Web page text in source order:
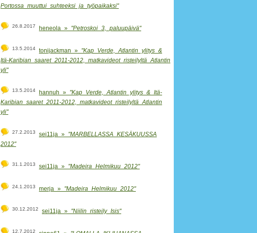
Portossa muuttui suhteeksi ja työpaikaksi"
26.8.2017 heneola » "Petroskoi 3, paluupäivä"
13.5.2014 tonijackman » "Kap Verde, Atlantin ylitys &
Itä-Karibian saaret 2011-2012, matkavideot risteilyltä Atlantin
yli"
13.5.2014 hannuh » "Kap Verde, Atlantin ylitys & Itä-
Karibian saaret 2011-2012, matkavideot risteilyltä Atlantin
yli"
27.2.2013 sei11ja » "MARBELLASSA KESÄKUUSSA
2012"
31.1.2013 sei11ja » "Madeira Helmikuu 2012"
24.1.2013 merja » "Madeira Helmikuu 2012"
30.12.2012 sei11ja » "Niilin risteily Isis"
12.7.2012